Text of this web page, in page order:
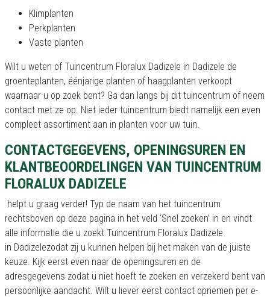
Klimplanten
Perkplanten
Vaste planten
Wilt u weten of Tuincentrum Floralux Dadizele in Dadizele de
groenteplanten, éénjarige planten of haagplanten verkoopt
waarnaar u op zoek bent? Ga dan langs bij dit tuincentrum of neem
contact met ze op. Niet ieder tuincentrum biedt namelijk een even
compleet assortiment aan in planten voor uw tuin.
CONTACTGEGEVENS, OPENINGSUREN EN
KLANTBEOORDELINGEN VAN TUINCENTRUM
FLORALUX DADIZELE
helpt u graag verder! Typ de naam van het tuincentrum
rechtsboven op deze pagina in het veld ‘Snel zoeken’ in en vindt
alle informatie die u zoekt.Tuincentrum Floralux Dadizele
in Dadizelezodat zij u kunnen helpen bij het maken van de juiste
keuze. Kijk eerst even naar de openingsuren en de
adresgegevens zodat u niet hoeft te zoeken en verzekerd bent van
persoonlijke aandacht. Wilt u liever eerst contact opnemen per e-